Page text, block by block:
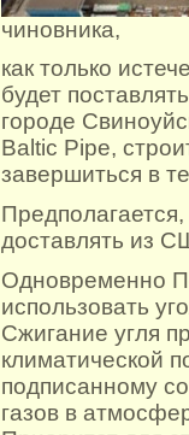
чиновника,
как только
будет
городе
Baltic Pipe,
завершиться в
доставлять из
Одновременно
использовать
Сжигание угля
климатической
подписанному
газов в